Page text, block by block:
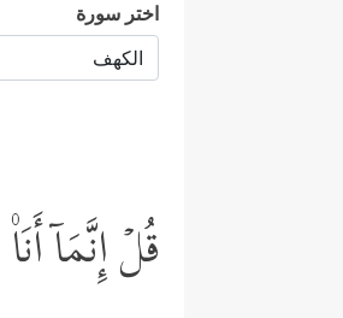
اختر سورة
قُلۡ إِنَّمَاۤ